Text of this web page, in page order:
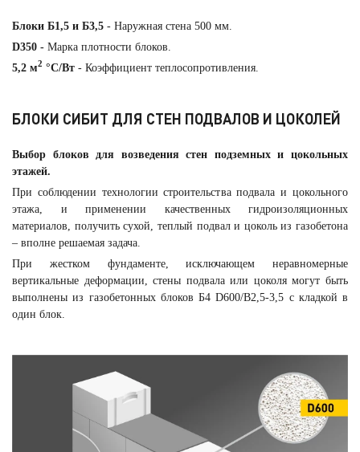
Блоки Б1,5 и Б3,5 - Наружная стена 500 мм.
D350 - Марка плотности блоков.
5,2 м2 °С/Вт - Коэффициент теплосопротивления.
БЛОКИ СИБИТ ДЛЯ СТЕН ПОДВАЛОВ И ЦОКОЛЕЙ
Выбор блоков для возведения стен подземных и цокольных
этажей.
При соблюдении технологии строительства подвала и цокольного
этажа, и применении качественных гидроизоляционных
материалов, получить сухой, теплый подвал и цоколь из газобетона
– вполне решаемая задача.
При жестком фундаменте, исключающем неравномерные
вертикальные деформации, стены подвала или цоколя могут быть
выполнены из газобетонных блоков Б4 D600/B2,5-3,5 с кладкой в
один блок.